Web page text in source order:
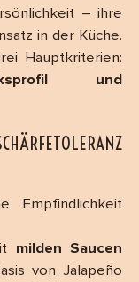
– ihre
in der Küche.
Hauptkriterien:
und
milden Saucen
von Jalapeño